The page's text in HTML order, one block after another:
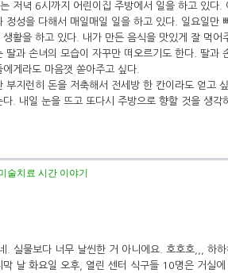
저녁 6시까지 어린이집 주방에서 일을 하고 있다.
정성을 다해서 매일매일 일을 하고 있다. 일요일만
생활을 하고 있다. 내가 만든 음식을 맛있게 잘 먹어
딸과 손녀의 모습이 자꾸만 떠오르기도 한다. 딸과
게라도 마음껏 쏟아주고 싶다.
부지런히 돈을 저축해서 전세방 한 칸이라도 얻고
다. 내일 눈을 뜨고 또다시 주방으로 향할 것을 생각
술치료 시간 이야기
. 실물보다 너무 날씬한 거 아니에요. 호호호,,, 하하
날 화요일 오후, 열린 센터 식구들 10명은 거실에